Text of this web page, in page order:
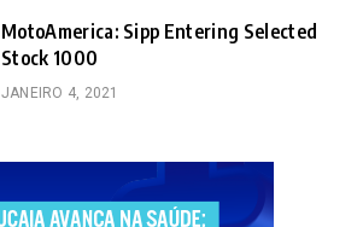
MotoAmerica: Sipp Entering Selected
Stock 1000
JANEIRO 4, 2021